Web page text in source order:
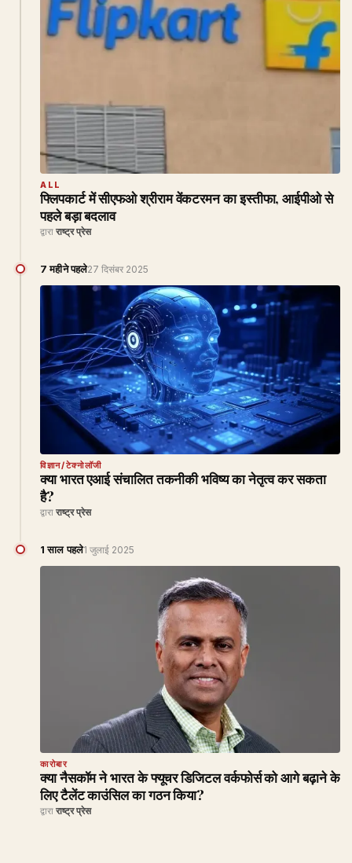
ALL
फ्लिपकार्ट में सीएफओ श्रीराम वेंकटरमन का इस्तीफा, आईपीओ से
पहले बड़ा बदलाव
द्वारा राष्ट्र प्रेस
7 महीने पहले27 दिसंबर 2025
विज्ञान/टेक्नोलॉजी
क्या भारत एआई संचालित तकनीकी भविष्य का नेतृत्व कर सकता
है?
द्वारा राष्ट्र प्रेस
1 साल पहले1 जुलाई 2025
कारोबार
क्या नैसकॉम ने भारत के फ्यूचर डिजिटल वर्कफोर्स को आगे बढ़ाने के
लिए टैलेंट काउंसिल का गठन किया?
द्वारा राष्ट्र प्रेस